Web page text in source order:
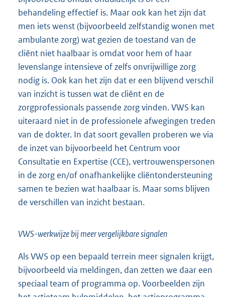
behandeling effectief is. Maar ook kan het zijn dat
men iets wenst (bijvoorbeeld zelfstandig wonen met
ambulante zorg) wat gezien de toestand van de
cliënt niet haalbaar is omdat voor hem of haar
levenslange intensieve of zelfs onvrijwillige zorg
nodig is. Ook kan het zijn dat er een blijvend verschil
van inzicht is tussen wat de cliënt en de
zorgprofessionals passende zorg vinden. VWS kan
uiteraard niet in de professionele afwegingen treden
van de dokter. In dat soort gevallen proberen we via
de inzet van bijvoorbeeld het Centrum voor
Consultatie en Expertise (CCE), vertrouwenspersonen
in de zorg en/of onafhankelijke cliëntondersteuning
samen te bezien wat haalbaar is. Maar soms blijven
de verschillen van inzicht bestaan.
VWS-werkwijze bij meer vergelijkbare signalen
Als VWS op een bepaald terrein meer signalen krijgt,
bijvoorbeeld via meldingen, dan zetten we daar een
speciaal team of programma op. Voorbeelden zijn